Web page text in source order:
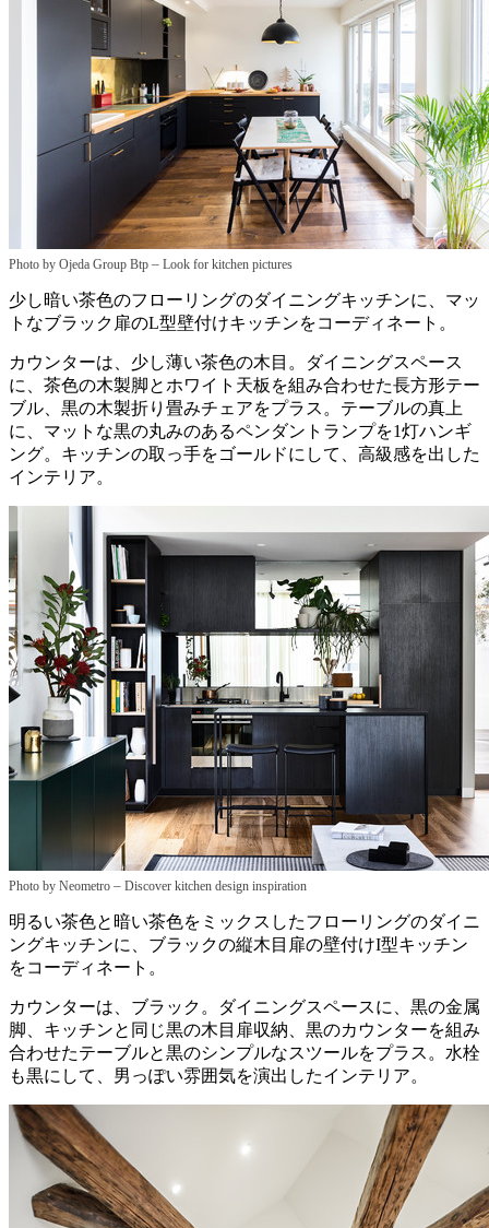
Photo by Ojeda Group Btp – Look for kitchen pictures
少し暗い茶色のフローリングのダイニングキッチンに、マッ
トなブラック扉のL型壁付けキッチンをコーディネート。
カウンターは、少し薄い茶色の木目。ダイニングスペース
に、茶色の木製脚とホワイト天板を組み合わせた長方形テー
ブル、黒の木製折り畳みチェアをプラス。テーブルの真上
に、マットな黒の丸みのあるペンダントランプを1灯ハンギ
ング。キッチンの取っ手をゴールドにして、高級感を出した
インテリア。
Photo by Neometro – Discover kitchen design inspiration
明るい茶色と暗い茶色をミックスしたフローリングのダイニ
ングキッチンに、ブラックの縦木目扉の壁付けI型キッチン
をコーディネート。
カウンターは、ブラック。ダイニングスペースに、黒の金属
脚、キッチンと同じ黒の木目扉収納、黒のカウンターを組み
合わせたテーブルと黒のシンプルなスツールをプラス。水栓
も黒にして、男っぽい雰囲気を演出したインテリア。